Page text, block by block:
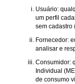
Usuário:
um perfil
sem cadastro
Fornecedor:
analisar e
Consumidor:
Individual
de consumo